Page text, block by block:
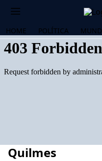
HOME POLÍTICA
Quilmes